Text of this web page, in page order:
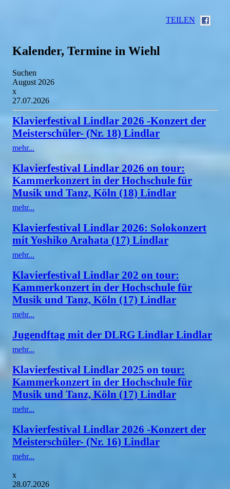
TEILEN
Kalender, Termine in Wiehl
Suchen
August 2026
x
27.07.2026
Klavierfestival Lindlar 2026 -Konzert der
Meisterschüler- (Nr. 18) Lindlar
mehr...
Klavierfestival Lindlar 2026 on tour:
Kammerkonzert in der Hochschule für
Musik und Tanz, Köln (18) Lindlar
mehr...
Klavierfestival Lindlar 2026: Solokonzert
mit Yoshiko Arahata (17) Lindlar
mehr...
Klavierfestival Lindlar 202 on tour:
Kammerkonzert in der Hochschule für
Musik und Tanz, Köln (17) Lindlar
mehr...
Jugendftag mit der DLRG Lindlar Lindlar
mehr...
Klavierfestival Lindlar 2025 on tour:
Kammerkonzert in der Hochschule für
Musik und Tanz, Köln (17) Lindlar
mehr...
Klavierfestival Lindlar 2026 -Konzert der
Meisterschüler- (Nr. 16) Lindlar
mehr...
x
28.07.2026